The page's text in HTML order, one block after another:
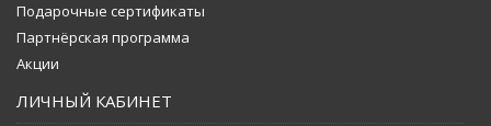
Подарочные сертификаты
Партнёрская программа
Акции
ЛИЧНЫЙ КАБИНЕТ